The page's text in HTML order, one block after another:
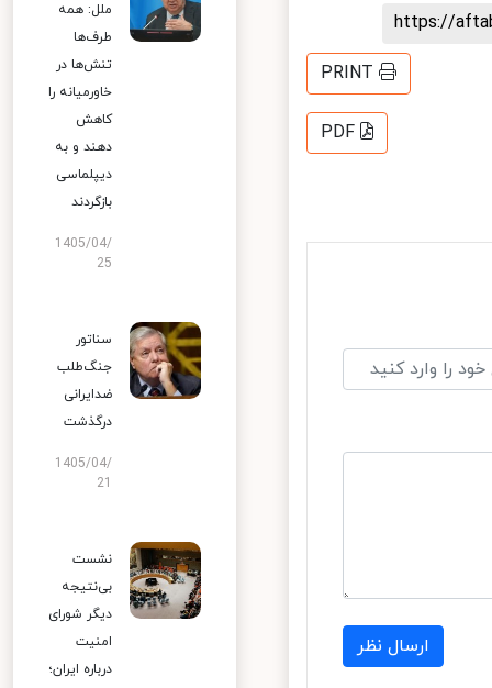
https://
PRINT
PDF
ارسال نظر
ملل: همه
طرف‌ها
تنش‌ها در
خاورمیانه را
کاهش
دهند و به
دیپلماسی
بازگردند
1405/04/
25
سناتور
جنگ‌طلب
ضدایرانی
درگذشت
1405/04/
نشست
بی‌نتیجه
دیگر شورای
امنیت
درباره ایران؛